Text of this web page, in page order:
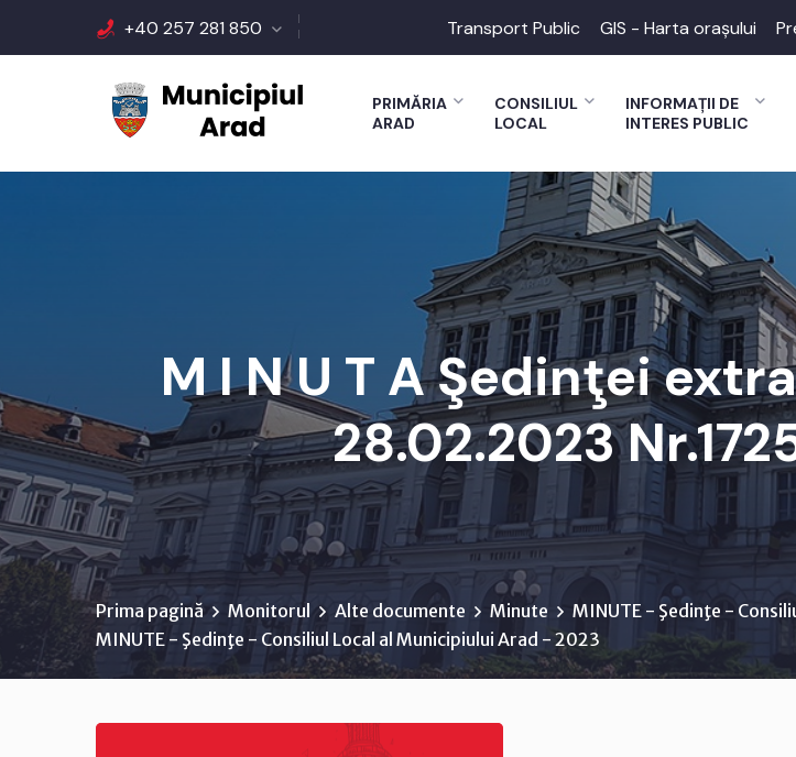
+40 257 281 850 Transport Public GIS - Harta orașului
PRIMĂRIA
ARAD
CONSILIUL
LOCAL
INFORMAȚII DE
INTERES PUBLIC
M I N U T A Şedinţei
28.02.2023
Prima pagină Monitorul Alte documente Minute
MINUTE - Şedinţe -
MINUTE - Şedinţe - Consiliul Local al Municipiului Arad - 2023